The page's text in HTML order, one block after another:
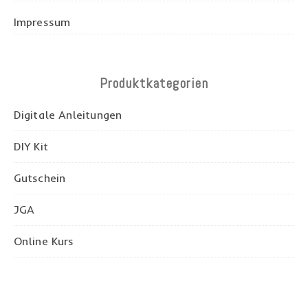
Impressum
Produktkategorien
Digitale Anleitungen
DIY Kit
Gutschein
JGA
Online Kurs